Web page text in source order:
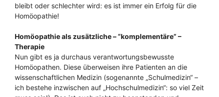
bleibt oder schlechter wird: es ist immer ein Erfolg für die
Homöopathie!
Homöopathie als zusätzliche – “komplementäre” –
Therapie
Nun gibt es ja durchaus verantwortungsbewusste
Homöopathen. Diese überweisen ihre Patienten an die
wissenschaftlichen Medizin (sogenannte „Schulmedizin“ –
ich bestehe inzwischen auf „Hochschulmedizin“: so viel Zeit